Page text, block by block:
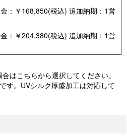
：￥168,850(税込) 追加納期：1営
：￥204,380(税込) 追加納期：1営
はこちらから選択してください。
す。UVシルク厚盛加工は対応して